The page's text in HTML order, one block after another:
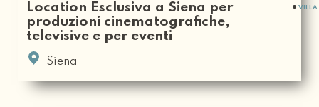
Location Esclusiva a Siena per
produzioni cinematografiche,
televisive e per eventi
VILLA
Siena